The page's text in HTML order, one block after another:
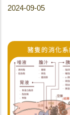
2024-09-05